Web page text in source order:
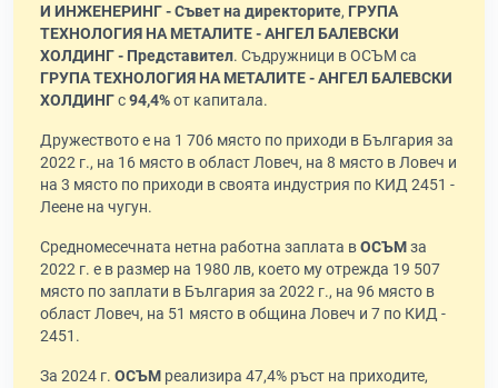
И ИНЖЕНЕРИНГ - Съвет на директорите, ГРУПА
ТЕХНОЛОГИЯ НА МЕТАЛИТЕ - АНГЕЛ БАЛЕВСКИ
ХОЛДИНГ - Представител. Съдружници в ОСЪМ са
ГРУПА ТЕХНОЛОГИЯ НА МЕТАЛИТЕ - АНГЕЛ БАЛЕВСКИ
ХОЛДИНГс94,4%от капитала.
Дружеството е на 1 706 място по приходи в България за
2022 г., на 16 място в област Ловеч, на 8 място в Ловеч и
на 3 място по приходи в своята индустрия по КИД 2451 -
Леене на чугун.
Средномесечната нетна работна заплата вОСЪМза
2022 г. е в размер на 1980 лв, което му отрежда 19 507
място по заплати в България за 2022 г., на 96 място в
област Ловеч, на 51 място в община Ловеч и 7 по КИД -
2451.
За 2024 г. ОСЪМ реализира 47,4% ръст на приходите,